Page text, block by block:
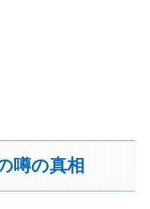
噂の真相